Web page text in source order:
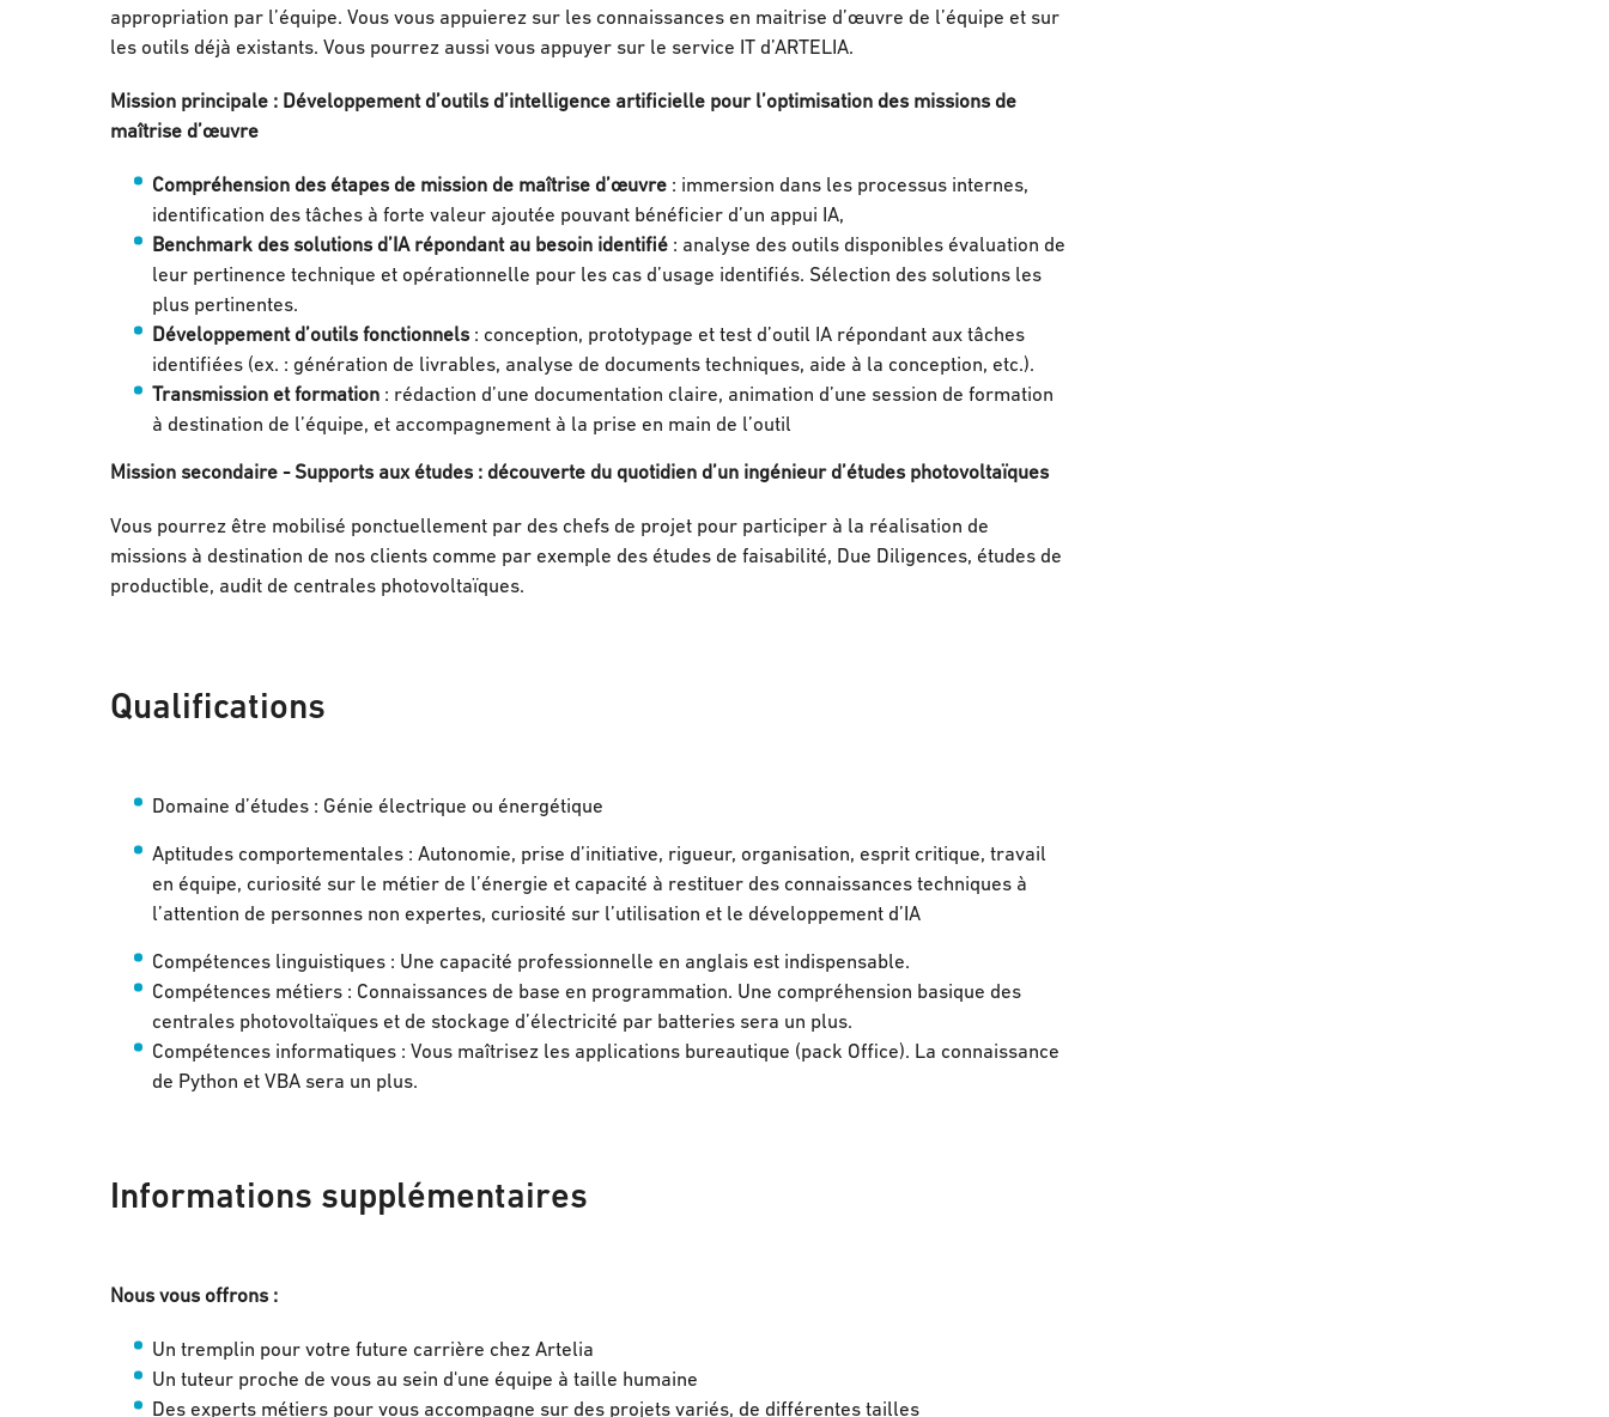
appropriation par l’équipe. Vous vous appuierez sur les connaissances en maitrise d’œuvre de l’équipe et sur
les outils déjà existants. Vous pourrez aussi vous appuyer sur le service IT d’ARTELIA.
Mission principale : Développement d’outils d’intelligence artificielle pour l’optimisation des missions de
maîtrise d’œuvre
Compréhension des étapes de mission de maîtrise d’œuvre : immersion dans les processus internes,
identification des tâches à forte valeur ajoutée pouvant bénéficier d’un appui IA,
Benchmark des solutions d’IA répondant au besoin identifié : analyse des outils disponibles évaluation de
leur pertinence technique et opérationnelle pour les cas d’usage identifiés. Sélection des solutions les
plus pertinentes.
Développement d’outils fonctionnels : conception, prototypage et test d’outil IA répondant aux tâches
identifiées (ex. : génération de livrables, analyse de documents techniques, aide à la conception, etc.).
Transmission et formation : rédaction d’une documentation claire, animation d’une session de formation
à destination de l’équipe, et accompagnement à la prise en main de l’outil
Mission secondaire - Supports aux études : découverte du quotidien d’un ingénieur d’études photovoltaïques
Vous pourrez être mobilisé ponctuellement par des chefs de projet pour participer à la réalisation de
missions à destination de nos clients comme par exemple des études de faisabilité, Due Diligences, études de
productible, audit de centrales photovoltaïques.
Qualifications
Domaine d’études : Génie électrique ou énergétique
Aptitudes comportementales : Autonomie, prise d’initiative, rigueur, organisation, esprit critique, travail
en équipe, curiosité sur le métier de l’énergie et capacité à restituer des connaissances techniques à
l’attention de personnes non expertes, curiosité sur l’utilisation et le développement d’IA
Compétences linguistiques : Une capacité professionnelle en anglais est indispensable.
Compétences métiers : Connaissances de base en programmation. Une compréhension basique des
centrales photovoltaïques et de stockage d’électricité par batteries sera un plus.
Compétences informatiques : Vous maîtrisez les applications bureautique (pack Office). La connaissance
de Python et VBA sera un plus.
Informations supplémentaires
Nous vous offrons :
Un tremplin pour votre future carrière chez Artelia
Un tuteur proche de vous au sein d'une équipe à taille humaine
Des experts métiers pour vous accompagne sur des projets variés, de différentes tailles